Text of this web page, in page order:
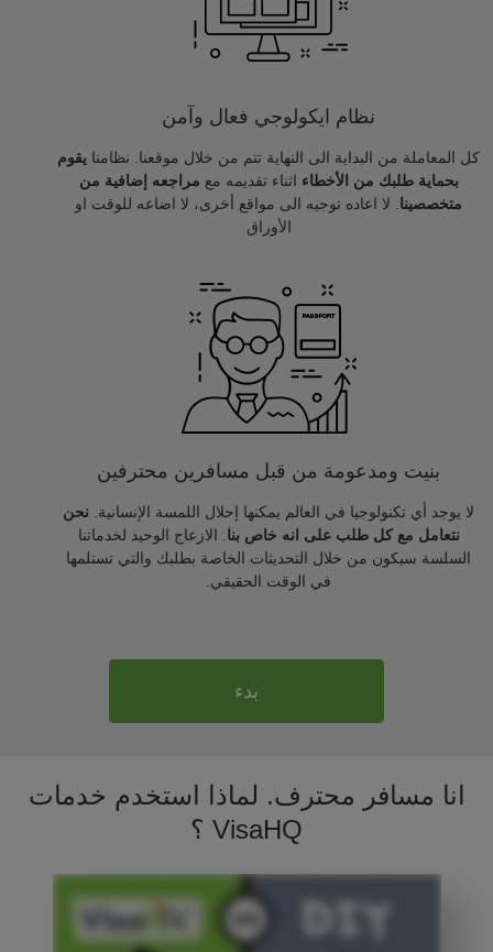
نظام ايكولوجي فعال وآمن
كل المعاملة من البداية الى النهاية تتم من خلال موقعنا. نظامنا يقوم
بحماية طلبك من الأخطاء اثناء تقديمه مع مراجعه إضافية من
متخصصينا . لا اعاده توجيه الى مواقع أخرى، لا اضاعه للوقت او
الأوراق
بنيت ومدعومة من قبل مسافرين محترفين
لا يوجد أي تكنولوجيا في العالم يمكنها إحلال اللمسة الإنسانية. نحن
نتعامل مع كل طلب على انه خاص بنا . الازعاج الوحيد لخدماتنا
السلسة سيكون من خلال التحديثات الخاصة بطلبك والتي تستلمها
في الوقت الحقيقي.
بدء
انا مسافر محترف. لماذا استخدم خدمات
VisaHQ ؟